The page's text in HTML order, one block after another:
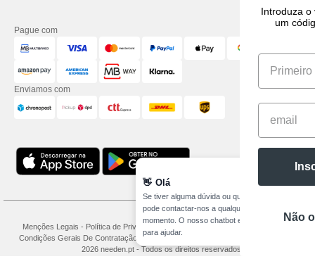
Pague com
Enviamos com
Menções Legais - Política de Privacidade
Condições Gerais De Contratação -Política de cookies
2026 needen.pt - Todos os direitos reservados
👋 Olá
Se tiver alguma dúvida ou questão,
pode contactar-nos a qualquer
momento. O nosso chatbot está aqui
para ajudar.
Introduza o vosso nome e e-mail, e enviar-lhe-emos
um código de desconto para a vossa primeira
Inscrever-se e pagar menos 👍🏼
Não obrigado, quero pagar mais 🙃